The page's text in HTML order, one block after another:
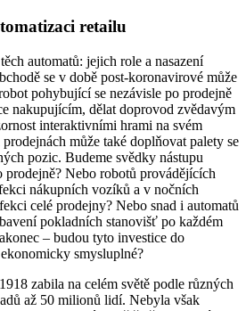
retailu
automatů: jejich role a nasazení
se v době post-koronavirové může
pohybující se nezávisle po prodejně
nakupujícím, dělat doprovod zvědavým
interaktivními hrami na svém
může také doplňovat palety se
pozic. Budeme svědky nástupu
Nebo robotů provádějících
nákupních vozíků a v nočních
celé prodejny? Nebo snad i automatů
pokladních stanovišť po každém
– budou tyto investice do
smysluplné?
zabila na celém světě podle různých
až 50 milionů lidí. Nebyla však